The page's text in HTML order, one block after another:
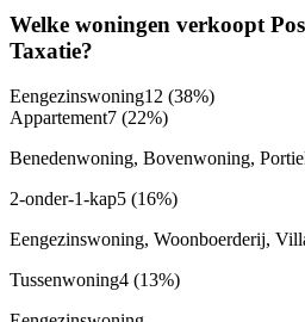
Welke woningen verkoopt
Taxatie?
Eengezinswoning12 (38%)
Appartement7 (22%)
Benedenwoning, Bovenwoning,
2-onder-1-kap5 (16%)
Eengezinswoning, Woonboerderij,
Tussenwoning4 (13%)